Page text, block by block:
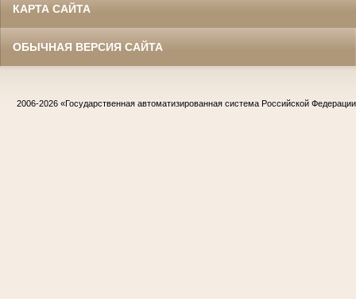
КАРТА САЙТА
ОБЫЧНАЯ ВЕРСИЯ САЙТА
2006-2026 «Государственная автоматизированная система Российской